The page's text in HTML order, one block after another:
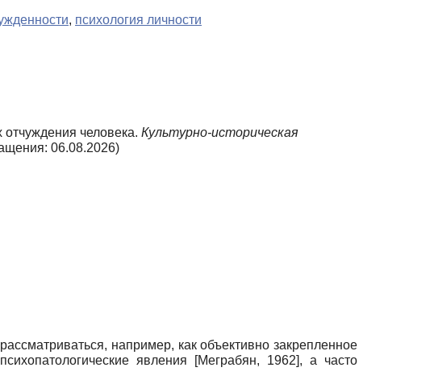
, психология личности
человека. Культурно-историческая
06.08.2026)
например, как объективно закрепленное
явления [Меграбян, 1962], а часто